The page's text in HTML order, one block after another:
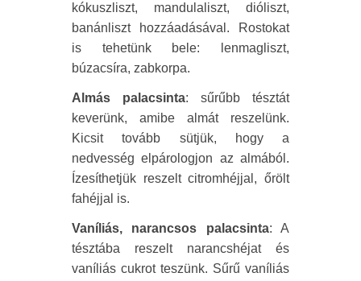
kókuszliszt, mandulaliszt, dióliszt,
banánliszt hozzáadásával. Rostokat
is tehetünk bele: lenmagliszt,
búzacsíra, zabkorpa.
Almás palacsinta: sűrűbb tésztát
keverünk, amibe almát reszelünk.
Kicsit tovább sütjük, hogy a
nedvesség elpárologjon az almából.
Ízesíthetjük reszelt citromhéjjal, őrölt
fahéjjal is.
Vaníliás, narancsos palacsinta: A
tésztába reszelt narancshéjat és
vaníliás cukrot teszünk. Sűrű vaníliás